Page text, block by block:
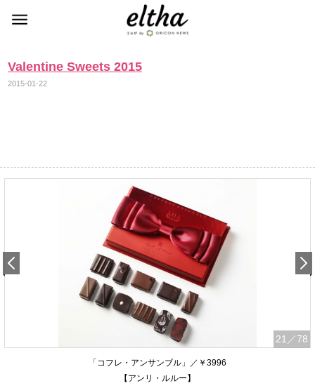
Valentine Sweets 2015
2015-01-22
21 ／78
「コフレ・アンサンブル」／￥3996
【アンリ・ルルー】